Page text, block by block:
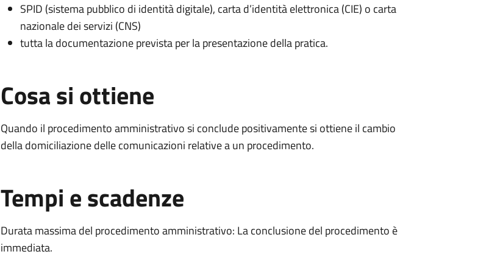
SPID (sistema pubblico di identità digitale), carta d’identità elettronica (CIE) o carta
nazionale dei servizi (CNS)
tutta la documentazione prevista per la presentazione della pratica.
Cosa si ottiene
Quando il procedimento amministrativo si conclude positivamente si ottiene il cambio
della domiciliazione delle comunicazioni relative a un procedimento.
Tempi e scadenze
Durata massima del procedimento amministrativo: La conclusione del procedimento è
immediata.